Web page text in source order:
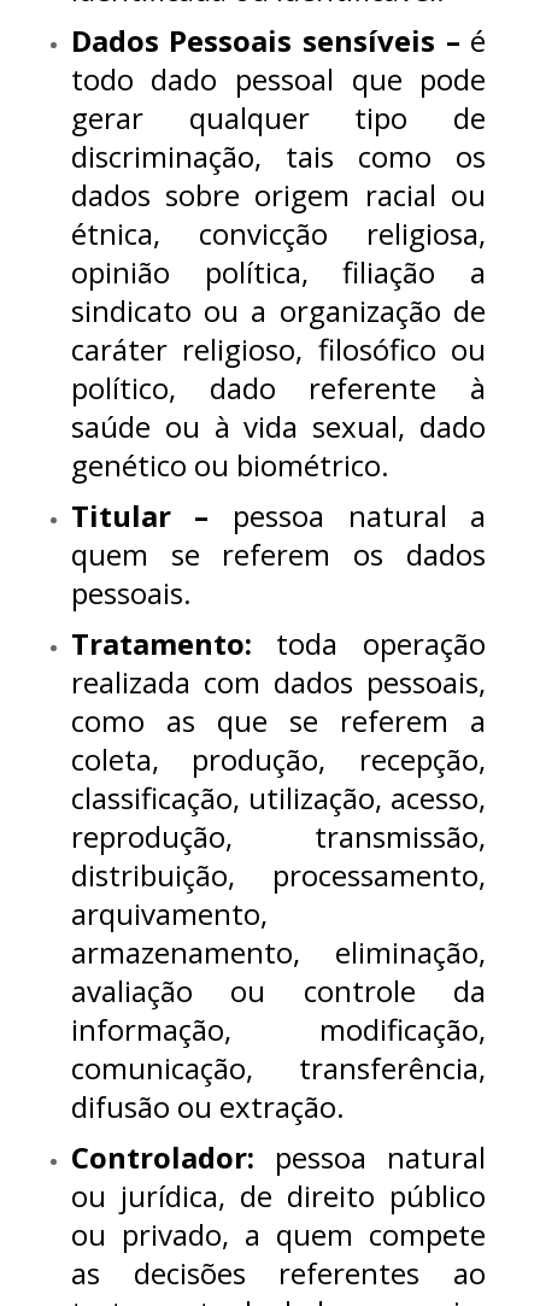
Dados Pessoais sensíveis – é
todo dado pessoal que pode
gerar qualquer tipo de
discriminação, tais como os
dados sobre origem racial ou
étnica, convicção religiosa,
opinião política, filiação a
sindicato ou a organização de
caráter religioso, filosófico ou
político, dado referente à
saúde ou à vida sexual, dado
genético ou biométrico.
Titular – pessoa natural a
quem se referem os dados
pessoais.
Tratamento: toda operação
realizada com dados pessoais,
como as que se referem a
coleta, produção, recepção,
classificação, utilização, acesso,
reprodução, transmissão,
distribuição, processamento,
arquivamento,
armazenamento, eliminação,
avaliação ou controle da
informação, modificação,
comunicação, transferência,
difusão ou extração.
Controlador: pessoa natural
ou jurídica, de direito público
ou privado, a quem compete
as decisões referentes ao